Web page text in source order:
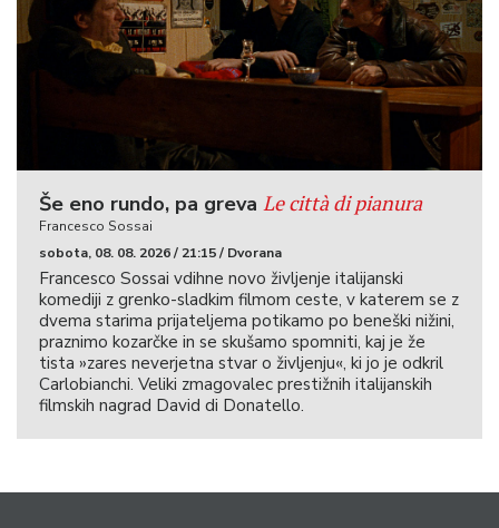
Še eno rundo, pa greva Le città di pianura
Francesco Sossai
sobota, 08. 08. 2026 / 21:15 / Dvorana
Francesco Sossai vdihne novo življenje italijanski
komediji z grenko-sladkim filmom ceste, v katerem se z
dvema starima prijateljema potikamo po beneški nižini,
praznimo kozarčke in se skušamo spomniti, kaj je že
tista »zares neverjetna stvar o življenju«, ki jo je odkril
Carlobianchi. Veliki zmagovalec prestižnih italijanskih
filmskih nagrad David di Donatello.